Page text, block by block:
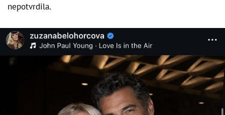
nepotvrdila.